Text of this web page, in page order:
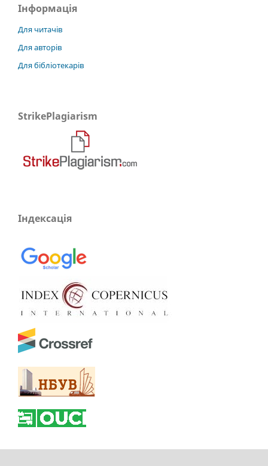
Інформація
Для читачів
Для авторів
Для бібліотекарів
StrikePlagiarism
Індексація